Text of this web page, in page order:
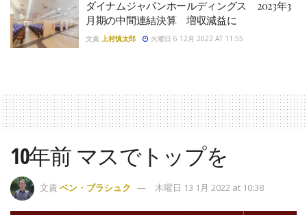
ダイナムジャパンホールディングス 2023年3
月期の中間連結決算 増収減益に
文責 上村慎太郎 火曜日 6 12月 2022 AT 11:55
10年前 マスでトップを
文責 ベン・ブラシュク 木曜日 13 1月 2022 at 10:38